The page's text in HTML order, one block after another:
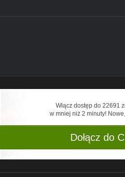
Włącz dostęp do 22691
w mniej niż 2 minuty!
Dołącz do